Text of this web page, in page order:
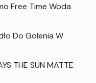
Free Time Woda
Do Golenia W
THE SUN MATTE